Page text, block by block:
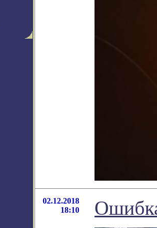
02.12.2018
18:10